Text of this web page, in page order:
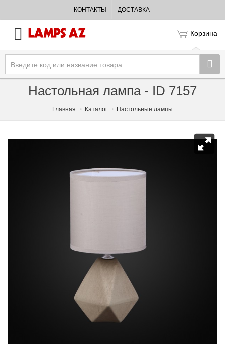
КОНТАКТЫ ДОСТАВКА
Корзина
Настольная лампа - ID 7157
Главная Каталог Настольные лампы